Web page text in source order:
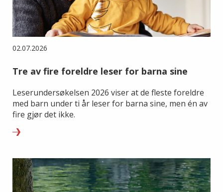
02.07.2026
Tre av fire foreldre leser for barna sine
Leserundersøkelsen 2026 viser at de fleste foreldre
med barn under ti år leser for barna sine, men én av
fire gjør det ikke.